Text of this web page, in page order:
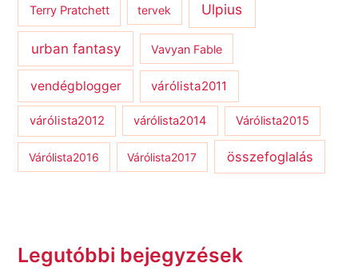
Terry Pratchett tervek Ulpius
urban fantasy Vavyan Fable
vendégblogger várólista2011
várólista2012 várólista2014 Várólista2015
Várólista2016 Várólista2017 összefoglalás
Legutóbbi bejegyzések